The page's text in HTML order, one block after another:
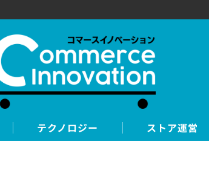
テクノロジー ストア運営